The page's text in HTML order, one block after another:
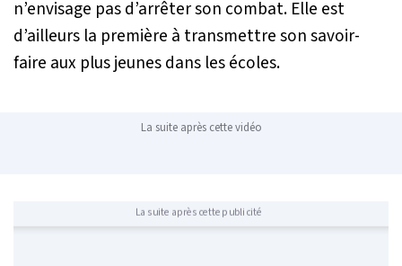
n’envisage pas d’arrêter son combat. Elle est
d’ailleurs la première à transmettre son savoir-
faire aux plus jeunes dans les écoles.
La suite après cette vidéo
La suite après cette publicité